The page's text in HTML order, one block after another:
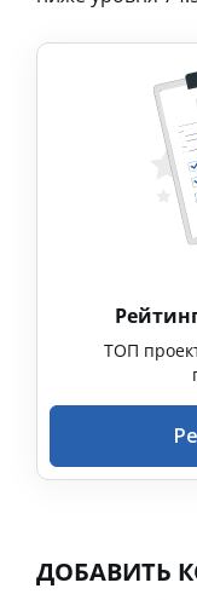
ТОП
ДОБАВИТЬ